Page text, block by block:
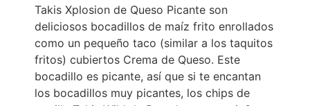
Takis Xplosion de Queso Picante son
deliciosos bocadillos de maíz frito enrollados
como un pequeño taco (similar a los taquitos
fritos) cubiertos Crema de Queso. Este
bocadillo es picante, así que si te encantan
los bocadillos muy picantes, los chips de